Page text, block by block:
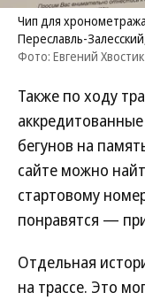
Чип для
Переславль-
Фото: Евгений
Также по ходу
бегунов на
сайте можно
стартовому
понравятся —
Отдельная
на трассе. Это